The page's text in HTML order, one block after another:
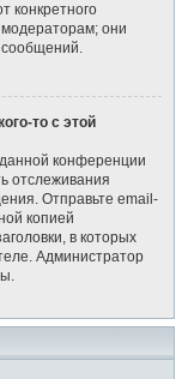
конкретного
они
сообщений.
то с этой
конференции
отслеживания
Отправьте email-
копией
в которых
Администратор